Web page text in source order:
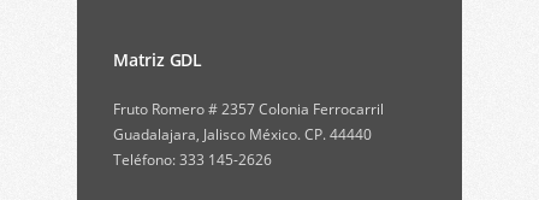
Matriz GDL
Fruto Romero # 2357 Colonia Ferrocarril
Guadalajara, Jalisco México. CP. 44440
Teléfono: 333 145-2626